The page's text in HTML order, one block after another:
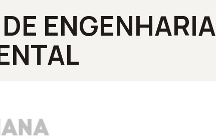
ENGENHARIA